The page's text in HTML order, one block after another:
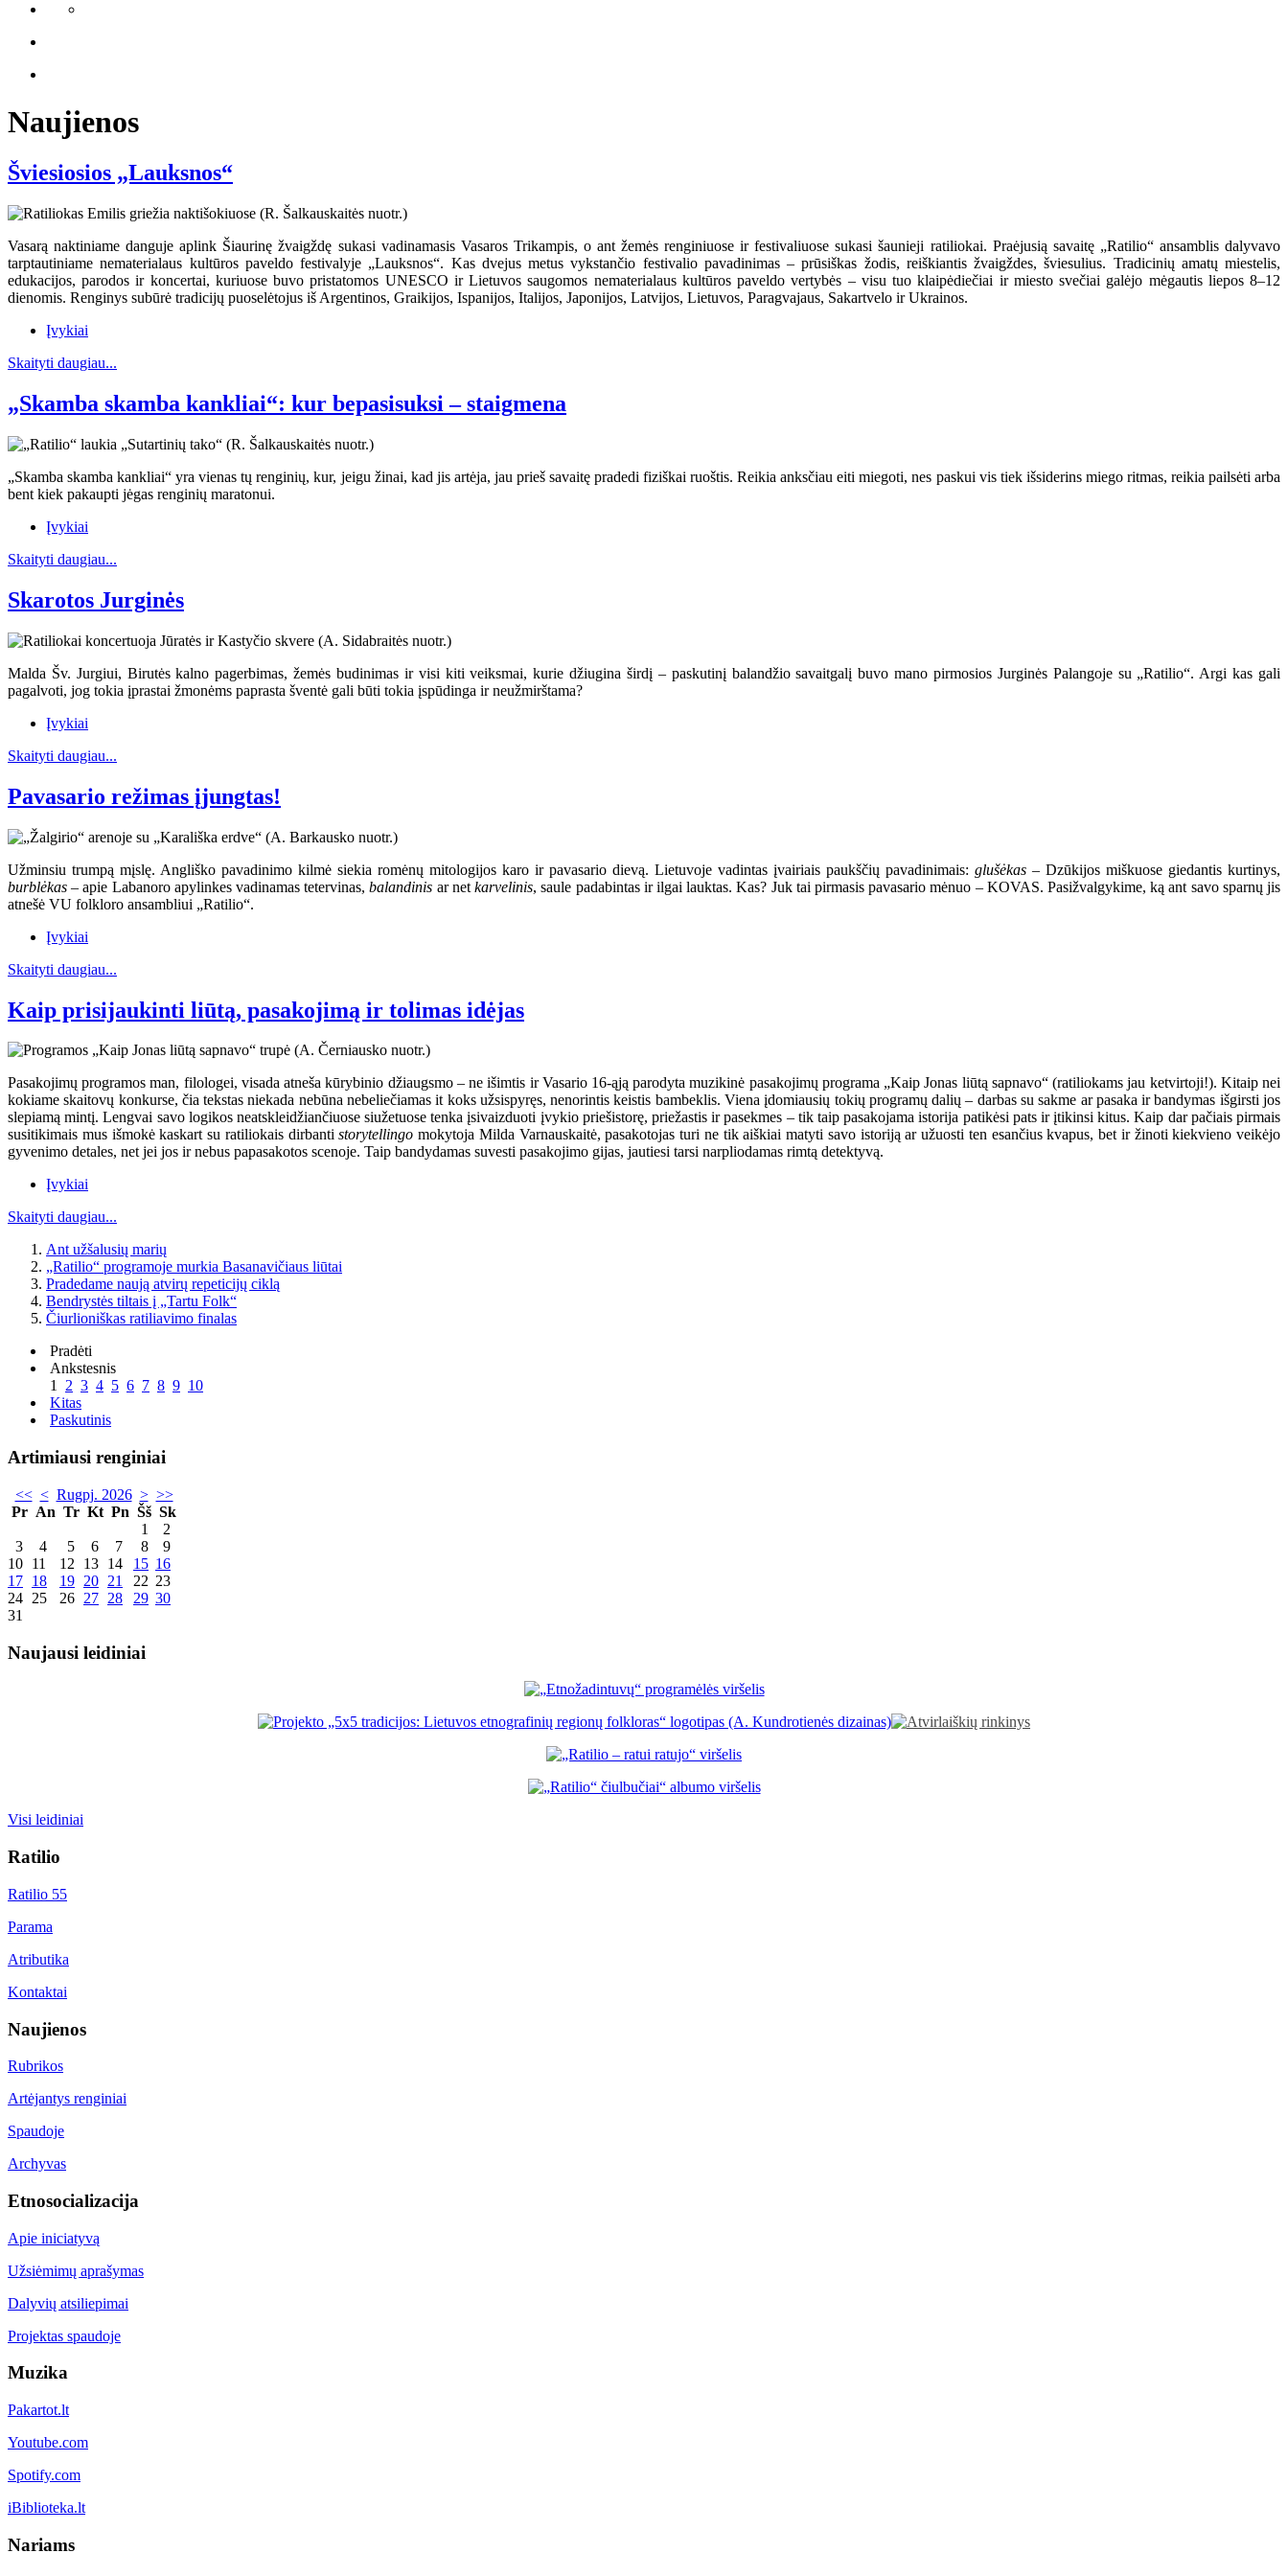
Naujienos
Šviesiosios „Lauksnos“
Vasarą naktiniame danguje aplink Šiaurinę žvaigždę sukasi vadinamasis Vasaros Trikampis, o ant žemės renginiuose ir festivaliuose sukasi šaunieji ratiliokai. Praėjusią savaitę „Ratilio“ ansamblis dalyvavo
tarptautiniame nematerialaus kultūros paveldo festivalyje „Lauksnos“. Kas dvejus metus vykstančio festivalio pavadinimas – prūsiškas žodis, reiškiantis žvaigždes, šviesulius. Tradicinių amatų miestelis,
edukacijos, parodos ir koncertai, kuriuose buvo pristatomos UNESCO ir Lietuvos saugomos nematerialaus kultūros paveldo vertybės – visu tuo klaipėdiečiai ir miesto svečiai galėjo mėgautis liepos 8–12
dienomis. Renginys subūrė tradicijų puoselėtojus iš Argentinos, Graikijos, Ispanijos, Italijos, Japonijos, Latvijos, Lietuvos, Paragvajaus, Sakartvelo ir Ukrainos.
Įvykiai
Skaityti daugiau...
„Skamba skamba kankliai“: kur bepasisuksi – staigmena
„Skamba skamba kankliai“ yra vienas tų renginių, kur, jeigu žinai, kad jis artėja, jau prieš savaitę pradedi fiziškai ruoštis. Reikia anksčiau eiti miegoti, nes paskui vis tiek išsiderins miego ritmas, reikia pailsėti arba
bent kiek pakaupti jėgas renginių maratonui.
Įvykiai
Skaityti daugiau...
Skarotos Jurginės
Malda Šv. Jurgiui, Birutės kalno pagerbimas, žemės budinimas ir visi kiti veiksmai, kurie džiugina širdį – paskutinį balandžio savaitgalį buvo mano pirmosios Jurginės Palangoje su „Ratilio“. Argi kas gali
pagalvoti, jog tokia įprastai žmonėms paprasta šventė gali būti tokia įspūdinga ir neužmirštama?
Įvykiai
Skaityti daugiau...
Pavasario režimas įjungtas!
Užminsiu trumpą mįslę. Angliško pavadinimo kilmė siekia romėnų mitologijos karo ir pavasario dievą. Lietuvoje vadintas įvairiais paukščių pavadinimais: glušėkas – Dzūkijos miškuose giedantis kurtinys,
burblėkas– apie Labanoro apylinkes vadinamas tetervinas,balandinis ar netkarvelinis, saule padabintas ir ilgai lauktas. Kas? Juk tai pirmasis pavasario mėnuo – KOVAS. Pasižvalgykime, ką ant savo sparnų jis
atnešė VU folkloro ansambliui „Ratilio“.
Įvykiai
Skaityti daugiau...
Kaip prisijaukinti liūtą, pasakojimą ir tolimas idėjas
Pasakojimų programos man, filologei, visada atneša kūrybinio džiaugsmo – ne išimtis ir Vasario 16-ąją parodyta muzikinė pasakojimų programa „Kaip Jonas liūtą sapnavo“ (ratiliokams jau ketvirtoji!). Kitaip nei
kokiame skaitovų konkurse, čia tekstas niekada nebūna nebeliečiamas it koks užsispyręs, nenorintis keistis bambeklis. Viena įdomiausių tokių programų dalių – darbas su sakme ar pasaka ir bandymas išgirsti jos
slepiamą mintį. Lengvai savo logikos neatskleidžiančiuose siužetuose tenka įsivaizduoti įvykio priešistorę, priežastis ir pasekmes – tik taip pasakojama istorija patikėsi pats ir įtikinsi kitus. Kaip dar pačiais pirmais
susitikimais mus išmokė kaskart su ratiliokais dirbantistorytellingo mokytoja Milda Varnauskaitė, pasakotojas turi ne tik aiškiai matyti savo istoriją ar užuosti ten esančius kvapus, bet ir žinoti kiekvieno veikėjo
gyvenimo detales, net jei jos ir nebus papasakotos scenoje. Taip bandydamas suvesti pasakojimo gijas, jautiesi tarsi narpliodamas rimtą detektyvą.
Įvykiai
Skaityti daugiau...
Ant užšalusių marių
„Ratilio“ programoje murkia Basanavičiaus liūtai
Pradedame naują atvirų repeticijų ciklą
Bendrystės tiltais į „Tartu Folk“
Čiurlioniškas ratiliavimo finalas
Pradėti
Ankstesnis
1 2 3 4 5 6 7 8 9 10
Kitas
Paskutinis
Artimiausi renginiai
<< < Rugpj. 2026 > >>
Pr An Tr Kt Pn Šš Sk
1
2
3
4 5 6 7 8
9
10 11 12 13 14 15 16
17 18 19 20 21 22 23
24 25 26 27 28 29 30
31
Naujausi leidiniai
Visi leidiniai
Ratilio
Ratilio 55
Parama
Atributika
Kontaktai
Naujienos
Rubrikos
Artėjantys renginiai
Spaudoje
Archyvas
Etnosocializacija
Apie iniciatyvą
Užsiėmimų aprašymas
Dalyvių atsiliepimai
Projektas spaudoje
Muzika
Pakartot.lt
Youtube.com
Spotify.com
iBiblioteka.lt
Nariams